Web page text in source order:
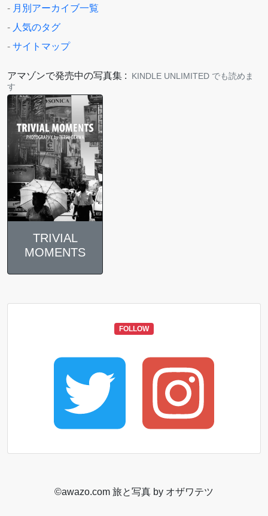
- 月別アーカイブ一覧
- 人気のタグ
- サイトマップ
アマゾンで発売中の写真集 :
KINDLE UNLIMITED でも読めま
す
TRIVIAL
MOMENTS
FOLLOW
©️awazo.com 旅と写真 by オザワテツ